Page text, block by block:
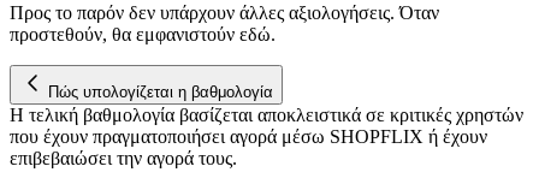
Προς το παρόν δεν υπάρχουν άλλες αξιολογήσεις. Όταν
προστεθούν, θα εμφανιστούν εδώ.
Πώς υπολογίζεται η βαθμολογία
Η τελική βαθμολογία βασίζεται αποκλειστικά σε κριτικές χρηστών
που έχουν πραγματοποιήσει αγορά μέσω SHOPFLIX ή έχουν
επιβεβαιώσει την αγορά τους.